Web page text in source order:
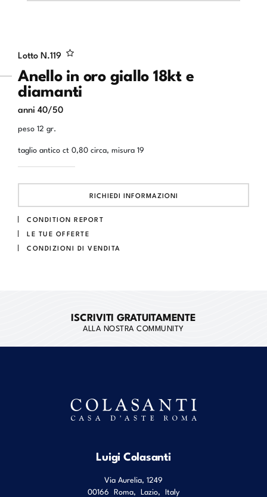
Lotto N.119
Anello in oro giallo 18kt e
diamanti
anni 40/50
peso 12 gr.
taglio antico ct 0,80 circa, misura 19
RICHIEDI INFORMAZIONI
CONDITION REPORT
LE TUE OFFERTE
CONDIZIONI DI VENDITA
ISCRIVITI GRATUITAMENTE
ALLA NOSTRA COMMUNITY
Luigi Colasanti
Via Aurelia, 1249
00166 Roma, Lazio, Italy